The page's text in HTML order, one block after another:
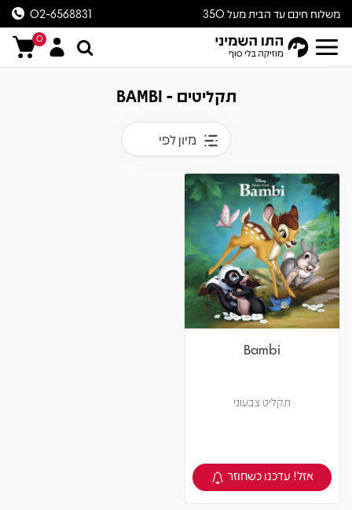
משלוח חינם עד הבית מעל 350
ש״ח
02-6568831
0
תקליטים - BAMBI
מיון לפי
Bambi
תקליט צבעוני
צפיה במוצר
אזל! עדכנו כשחוזר